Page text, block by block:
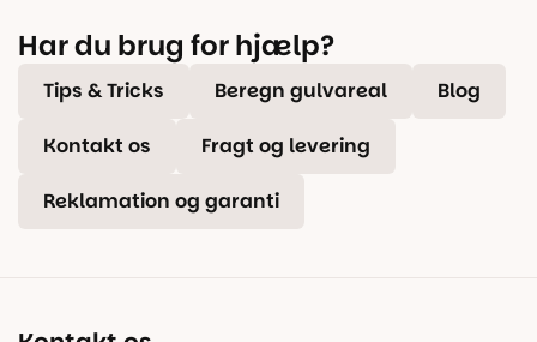
Har du brug for hjælp?
Tips & Tricks Beregn gulvareal Blog
Kontakt os Fragt og levering
Reklamation og garanti